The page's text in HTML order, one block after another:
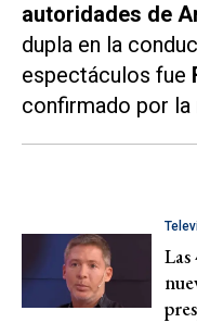
autoridades de
dupla en la
espectáculos fue
confirmado por la
Las